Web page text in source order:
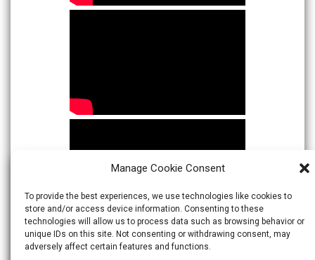
Manage Cookie Consent
To provide the best experiences, we use technologies like cookies to
store and/or access device information. Consenting to these
technologies will allow us to process data such as browsing behavior or
unique IDs on this site. Not consenting or withdrawing consent, may
adversely affect certain features and functions.